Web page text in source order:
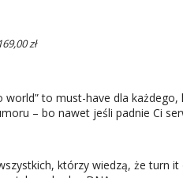
zł
to must-have dla
– bo nawet jeśli padnie Ci
którzy wiedzą, że turn